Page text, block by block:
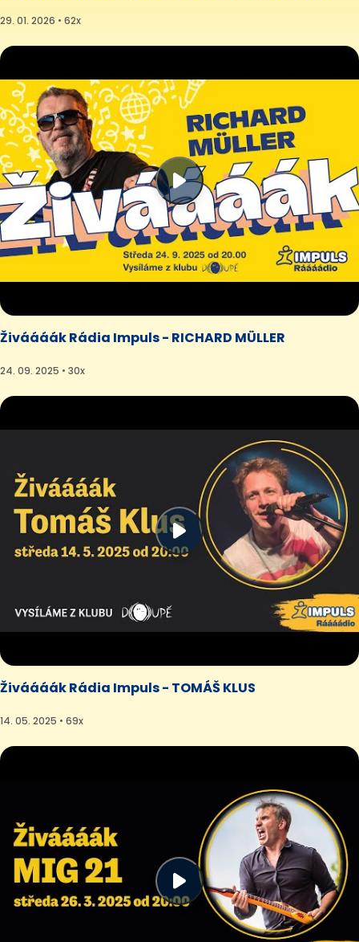
29. 01. 2026 • 62x
Živáááák Rádia Impuls - RICHARD MÜLLER
24. 09. 2025 • 30x
Živáááák Rádia Impuls - TOMÁŠ KLUS
14. 05. 2025 • 69x